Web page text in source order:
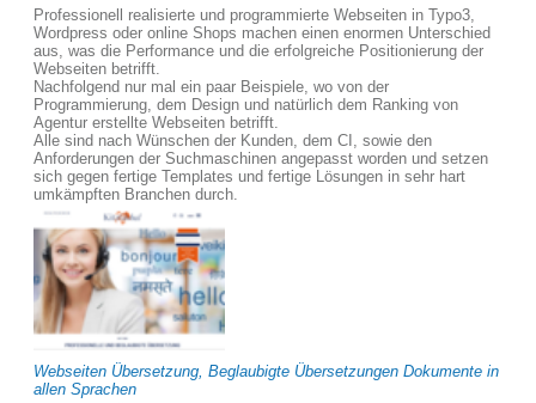
Professionell realisierte und programmierte Webseiten in Typo3,
Wordpress oder online Shops machen einen enormen Unterschied
aus, was die Performance und die erfolgreiche Positionierung der
Webseiten betrifft.
Nachfolgend nur mal ein paar Beispiele, wo von der
Programmierung, dem Design und natürlich dem Ranking von
Agentur erstellte Webseiten betrifft.
Alle sind nach Wünschen der Kunden, dem CI, sowie den
Anforderungen der Suchmaschinen angepasst worden und setzen
sich gegen fertige Templates und fertige Lösungen in sehr hart
umkämpften Branchen durch.
Webseiten Übersetzung, Beglaubigte Übersetzungen Dokumente in
allen Sprachen